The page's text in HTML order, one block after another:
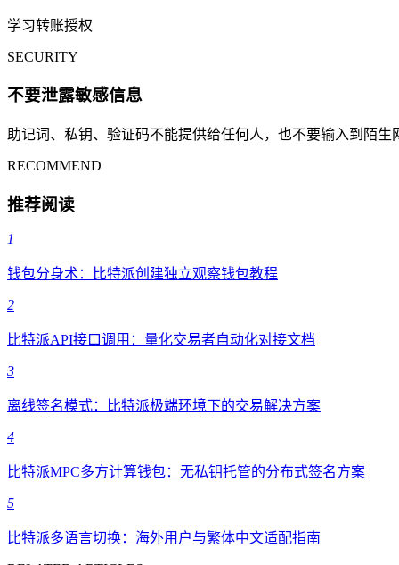
学习转账授权
SECURITY
不要泄露敏感信息
助记词、私钥、验证码不能提供给任何人，也不要输入到陌生
RECOMMEND
推荐阅读
1
钱包分身术：比特派创建独立观察钱包教程
2
比特派API接口调用：量化交易者自动化对接文档
3
离线签名模式：比特派极端环境下的交易解决方案
4
比特派MPC多方计算钱包：无私钥托管的分布式签名方案
5
比特派多语言切换：海外用户与繁体中文适配指南